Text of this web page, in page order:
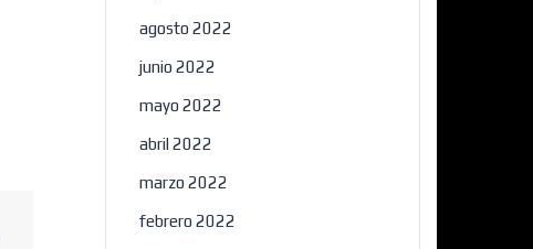
agosto 2022
junio 2022
mayo 2022
abril 2022
marzo 2022
febrero 2022